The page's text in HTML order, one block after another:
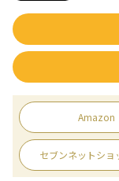
Amazon
セブンネットショ